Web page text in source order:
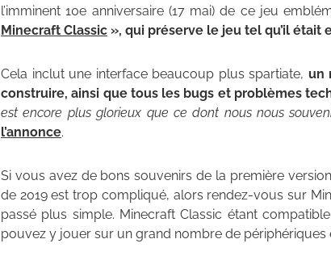
l’imminent 10e anniversaire (17 mai) de ce jeu
Minecraft Classic », qui préserve le jeu tel qu’il était
Cela inclut une interface beaucoup plus spartiate, un
construire, ainsi que tous les bugs et problèmes
est encore plus glorieux que ce dont nous nous
l’annonce.
Si vous avez de bons souvenirs de la première
de 2019 est trop compliqué, alors rendez-vous sur
passé plus simple. Minecraft Classic étant
pouvez y jouer sur un grand nombre de périphériques